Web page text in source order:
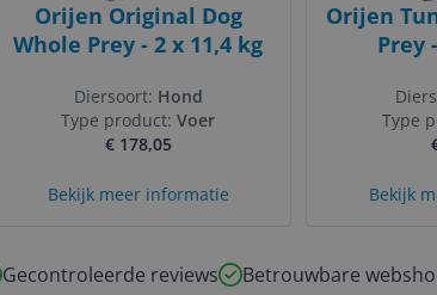
Orijen Original Dog
Whole Prey - 2 x 11,4 kg
Diersoort: Hond
Type product: Voer
€ 178,05
Bekijk meer informatie
Orijen
Prey
Type
Bekijk
Gecontroleerde reviews Betrouwbare